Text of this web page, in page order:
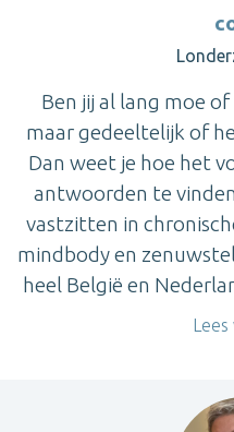
Ben jij al lang moe
maar gedeeltelijk of
Dan weet je hoe het
antwoorden te
vastzitten in
mindbody en
heel België en